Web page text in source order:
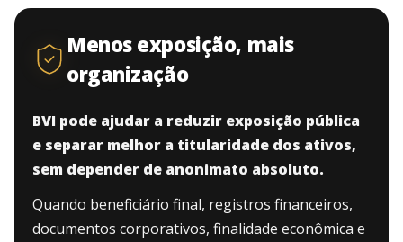
Menos exposição, mais
organização
BVI pode ajudar a reduzir exposição pública
e separar melhor a titularidade dos ativos,
sem depender de anonimato absoluto.
Quando beneficiário final, registros financeiros,
documentos corporativos, finalidade econômica e